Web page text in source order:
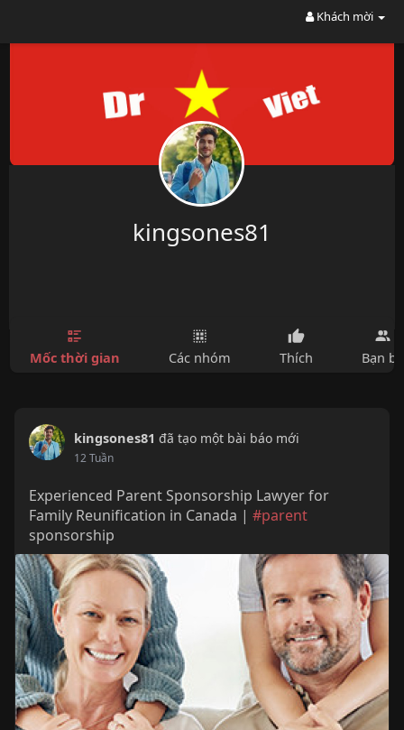
Khách mời
kingsones81
Mốc thời gian Các nhóm Thích Bạn bè
kingsones81 đã tạo một bài báo mới
12 Tuần
Experienced Parent Sponsorship Lawyer for
Family Reunification in Canada | #parent
sponsorship